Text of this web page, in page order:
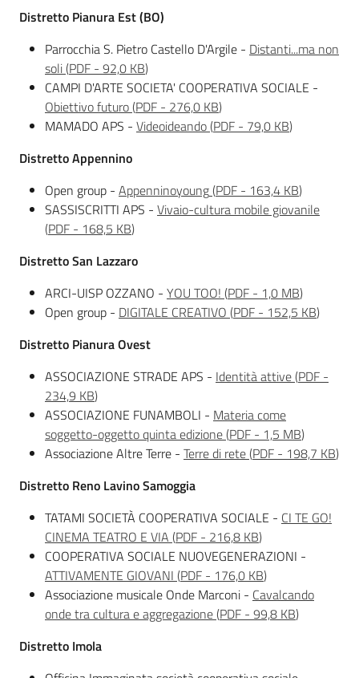
Distretto Pianura Est (BO)
Parrocchia S. Pietro Castello D'Argile - Distanti...ma non
soli(PDF - 92,0 KB)
CAMPI D'ARTE SOCIETA' COOPERATIVA SOCIALE -
Obiettivo futuro(PDF - 276,0 KB)
MAMADO APS - Videoideando(PDF - 79,0 KB)
Distretto Appennino
Open group - Appenninoyoung(PDF - 163,4 KB)
SASSISCRITTI APS - Vivaio-cultura mobile giovanile
(PDF - 168,5 KB)
Distretto San Lazzaro
ARCI-UISP OZZANO - YOU TOO! (PDF - 1,0 MB)
Open group - DIGITALE CREATIVO (PDF - 152,5 KB)
Distretto Pianura Ovest
ASSOCIAZIONE STRADE APS - Identità attive(PDF -
234,9 KB)
ASSOCIAZIONE FUNAMBOLI - Materia come
soggetto-oggetto quinta edizione(PDF - 1,5 MB)
Associazione Altre Terre - Terre di rete(PDF - 198,7 KB)
Distretto Reno Lavino Samoggia
TATAMI SOCIETÀ COOPERATIVA SOCIALE - CI TE GO!
CINEMA TEATRO E VIA (PDF - 216,8 KB)
COOPERATIVA SOCIALE NUOVEGENERAZIONI -
ATTIVAMENTE GIOVANI (PDF - 176,0 KB)
Associazione musicale Onde Marconi - Cavalcando
onde tra cultura e aggregazione(PDF - 99,8 KB)
Distretto Imola